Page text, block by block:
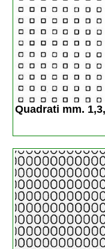
Quadrati mm.